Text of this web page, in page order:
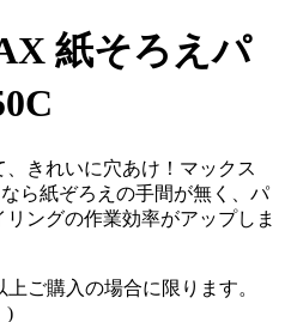
紙そろえパ
きれいに穴あけ！マックス
ら紙ぞろえの手間が無く、パ
ングの作業効率がアップしま
上ご購入の場合に限ります。
)